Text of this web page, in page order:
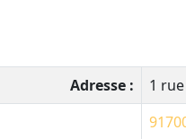
Adresse :
1